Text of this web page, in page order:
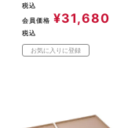
税込
会員価格 ¥31,680
税込
お気に入りに登録